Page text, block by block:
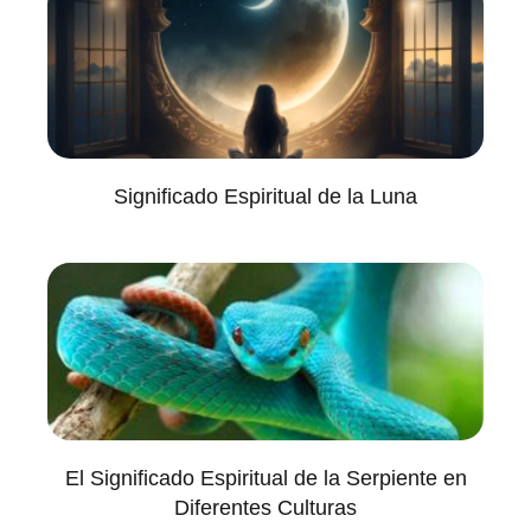
Significado Espiritual de la Luna
El Significado Espiritual de la Serpiente en
Diferentes Culturas